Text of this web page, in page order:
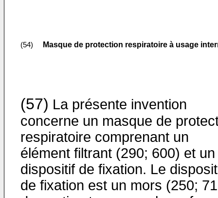
(54) Masque de protection respiratoire à usage
(57) La présente invention
concerne un masque de
respiratoire comprenant un
élément filtrant (290; 600) et un
dispositif de fixation. Le
de fixation est un mors (250;